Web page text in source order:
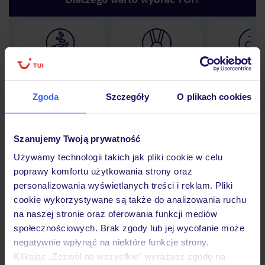
Zgoda Szczegóły O plikach cookies
Szanujemy Twoją prywatność
Używamy technologii takich jak pliki cookie w celu
poprawy komfortu użytkowania strony oraz
personalizowania wyświetlanych treści i reklam. Pliki
cookie wykorzystywane są także do analizowania ruchu
na naszej stronie oraz oferowania funkcji mediów
społecznościowych. Brak zgody lub jej wycofanie może
negatywnie wpłynąć na niektóre funkcje strony.
Klikając „Zezwól na wszystkie” wyrażasz zgodę na
Lider niskich cen 30 lat w
Hotel
Opinie
Pokoje